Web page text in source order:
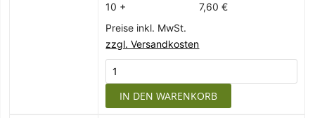
10 +
7,60 €
Preise inkl. MwSt.
zzgl. Versandkosten
IN DEN WARENKORB